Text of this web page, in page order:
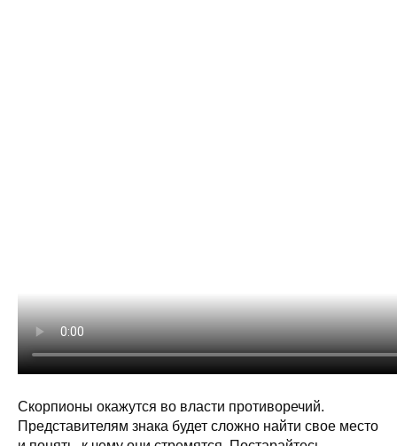
Скорпионы окажутся во власти противоречий.
Представителям знака будет сложно найти свое место